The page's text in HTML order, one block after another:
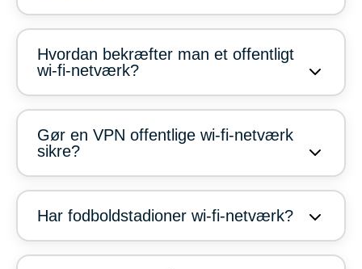
Hvordan bekræfter man et offentligt
wi-fi-netværk?
Gør en VPN offentlige wi-fi-netværk
sikre?
Har fodboldstadioner wi-fi-netværk?